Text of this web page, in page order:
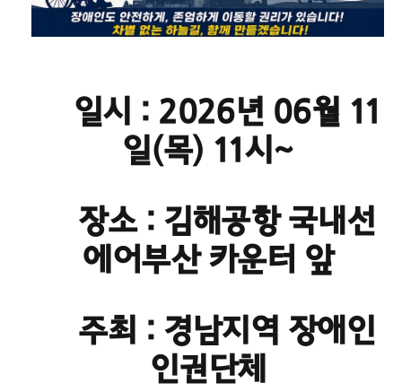
◦ 일시 : 2026년 06월 11
일(목) 11시~
◦ 장소 : 김해공항 국내선
에어부산 카운터 앞
◦ 주최 : 경남지역 장애인
인권단체